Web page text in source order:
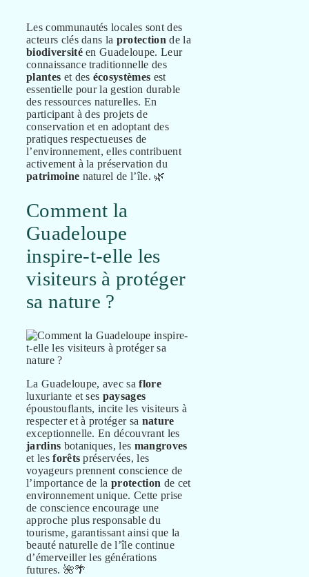
Les communautés locales sont des
acteurs clés dans la protectionde la
biodiversitéen Guadeloupe. Leur
connaissance traditionnelle des
plantes et des écosystèmes est
essentielle pour la gestion durable
des ressources naturelles. En
participant à des projets de
conservation et en adoptant des
pratiques respectueuses de
l’environnement, elles contribuent
activement à la préservation du
patrimoine naturel de l’île. 🌿
Comment la
Guadeloupe
inspire-t-elle les
visiteurs à protéger
sa nature ?
La Guadeloupe, avec saflore
luxuriante et ses paysages
époustouflants, incite les visiteurs à
respecter et à protéger sa nature
exceptionnelle. En découvrant les
jardins botaniques, les mangroves
et lesforêts préservées, les
voyageurs prennent conscience de
l’importance de laprotection de cet
environnement unique. Cette prise
de conscience encourage une
approche plus responsable du
tourisme, garantissant ainsi que la
beauté naturelle de l’île continue
d’émerveiller les générations
futures. 🌺🌴